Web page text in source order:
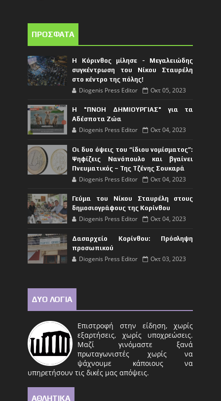
ΠΡΟΣΦΑΤΑ
Η Κόρινθος μίλησε - Μεγαλειώδης
συγκέντρωση του Νίκου Σταυρέλη
στο κέντρο της πόλης!
Diogenis Press Editor Οκτ 05, 2023
Η "ΠΝΟΗ ΔΗΜΙΟΥΡΓΙΑΣ" για τα
Αδέσποτα Ζώα
Diogenis Press Editor Οκτ 04, 2023
Οι δυο όψεις του “ίδιου νομίσματος”:
Ψηφίζεις Νανόπουλο και βγαίνει
Πνευματικός – Της Τζένης Σουκαρά
Diogenis Press Editor Οκτ 04, 2023
Γεύμα του Νίκου Σταυρέλη στους
δημοσιογράφους της Κορίνθου
Diogenis Press Editor Οκτ 04, 2023
Δασαρχείο Κορίνθου: Πρόσληψη
προσωπικού
Diogenis Press Editor Οκτ 03, 2023
ΔΥΟ ΛΟΓΙΑ
Επιστροφή στην είδηση, χωρίς
εξαρτήσεις, χωρίς υποχρεώσεις.
Μαζί γινόμαστε ξανά
πρωταγωνιστές χωρίς να
ψάχνουμε κάποιους να
υπηρετήσουν τις δικές μας απόψεις.
ΑΘΛΗΤΙΚΑ